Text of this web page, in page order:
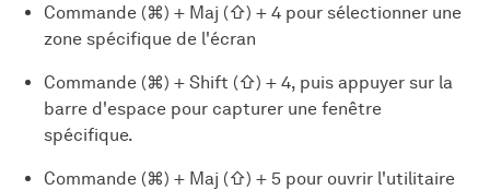
Commande (⌘) + Maj (⇧) + 4 pour sélectionner une
zone spécifique de l'écran
Commande (⌘) + Shift (⇧) + 4, puis appuyer sur la
barre d'espace pour capturer une fenêtre
spécifique.
Commande (⌘) + Maj (⇧) + 5 pour ouvrir l'utilitaire